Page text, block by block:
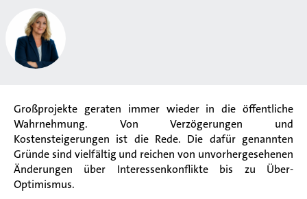
Großprojekte geraten immer wieder in die öffentliche
Wahrnehmung. Von Verzögerungen und
Kostensteigerungen ist die Rede. Die dafür genannten
Gründe sind vielfältig und reichen von unvorhergesehenen
Änderungen über Interessenkonflikte bis zu Über-
Optimismus.